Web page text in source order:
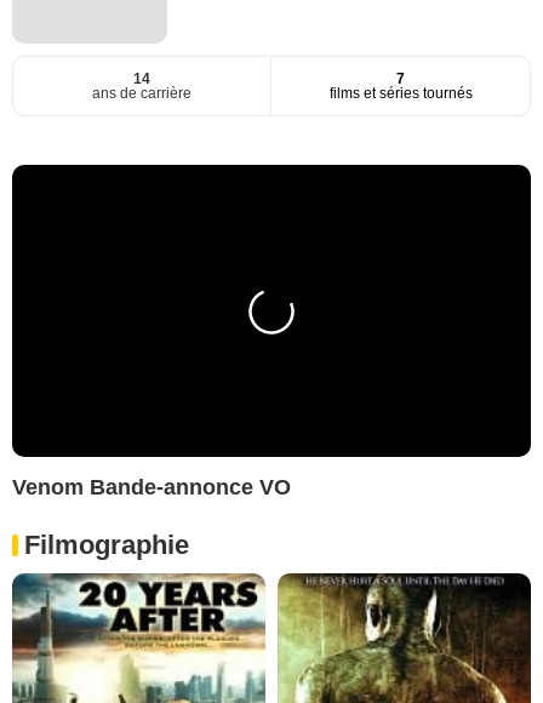
14
ans de carrière
7
films et séries tournés
Venom Bande-annonce VO
Filmographie